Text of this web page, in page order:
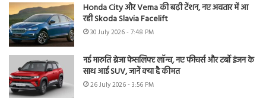
Honda City और Verna की बढ़ी टेंशन, नए अवतार में आ
रही Skoda Slavia Facelift
30 July 2026 - 7:48 PM
नई मारुति ब्रेजा फेसलिफ्ट लॉन्च, नए फीचर्स और टर्बो इंजन के
साथ आई SUV, जानें क्या है कीमत
26 July 2026 - 3:56 PM